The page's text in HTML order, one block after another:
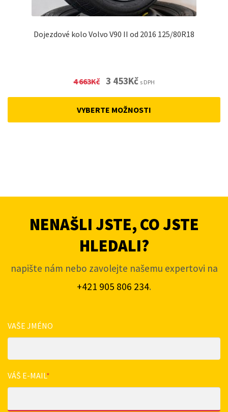
Dojezdové kolo Volvo V90 II od 2016 125/80R18
4 663Kč Original
3 453KčCurrent
s DPH
VYBERTE MOŽNOSTI
NENAŠLI JSTE, CO JSTE
HLEDALI?
napište nám nebo zavolejte našemu expertovi na
+421 905 806 234.
VAŠE JMÉNO
VÁŠ E-MAIL*